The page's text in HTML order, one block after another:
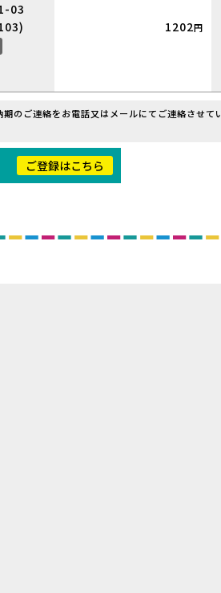
03
1202円
のご連絡をお電話又はメールにてご連絡させて
ご登録はこちら